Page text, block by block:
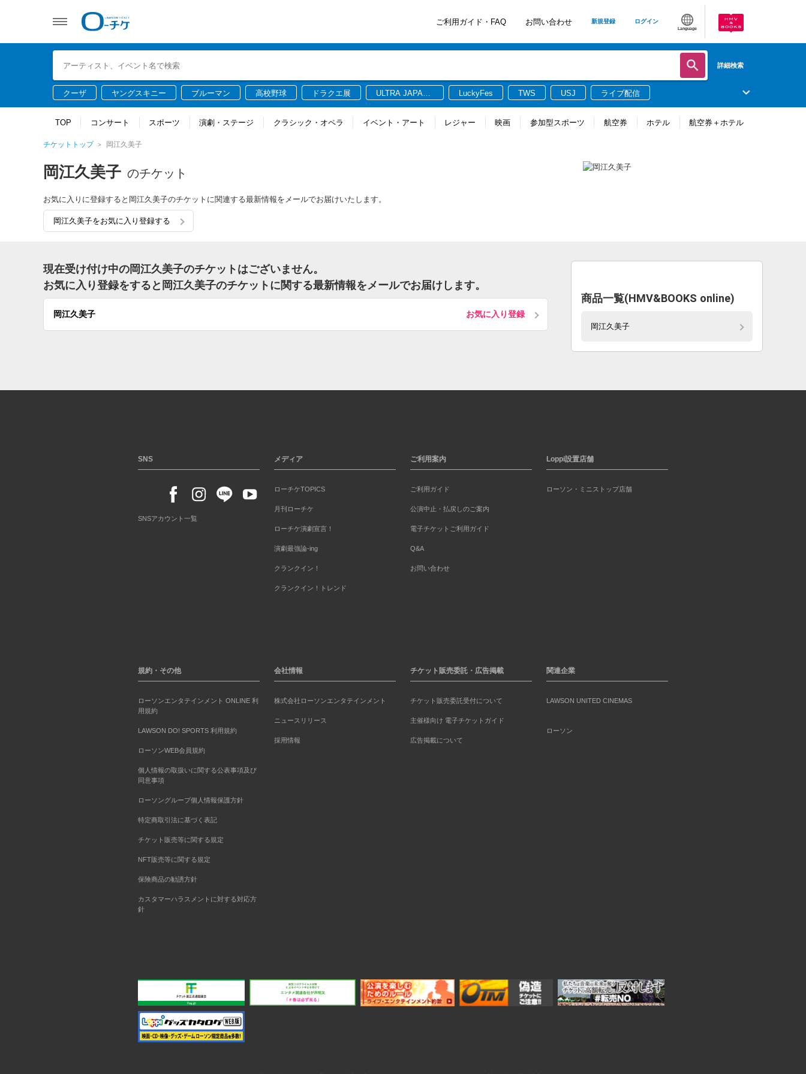
ご利用ガイド・FAQ お問い合わせ 新規登録 ログイン
Language
詳細検索
クーザ ヤングスキニー ブルーマン 高校野球 ドラクエ展
ULTRA JAPAN
LuckyFes TWS USJ ライブ配信
TOP コンサート スポーツ 演劇・ステージ クラシック・オペラ イベント・アート レジャー 映画 参加型スポーツ 航空券 ホテル 航空券＋ホテル
チケットトップ 岡江久美子
岡江久美子 のチケット
お気に入りに登録すると岡江久美子のチケットに関連する最新情報をメールでお届けいたします。
岡江久美子をお気に入り登録する
現在受け付け中の岡江久美子のチケットはございません。
お気に入り登録をすると岡江久美子のチケットに関する最新情報をメールでお届けします。
岡江久美子 お気に入り登録
商品一覧(HMV&BOOKS online)
岡江久美子
SNS
SNSアカウント一覧
メディア
ローチケTOPICS
月刊ローチケ
ローチケ演劇宣言！
演劇最強論-ing
クランクイン！
クランクイン！トレンド
ご利用案内
ご利用ガイド
公演中止・払戻しのご案内
電子チケットご利用ガイド
Q&A
お問い合わせ
Loppi設置店舗
ローソン・ミニストップ店舗
規約・その他
ローソンエンタテインメント ONLINE 利
用規約
LAWSON DO! SPORTS 利用規約
ローソンWEB会員規約
個人情報の取扱いに関する公表事項及び
同意事項
ローソングループ個人情報保護方針
特定商取引法に基づく表記
チケット販売等に関する規定
NFT販売等に関する規定
保険商品の勧誘方針
カスタマーハラスメントに対する対応方
針
会社情報
株式会社ローソンエンタテインメント
ニュースリリース
採用情報
チケット販売委託・広告掲載
チケット販売委託受付について
主催様向け 電子チケットガイド
広告掲載について
関連企業
LAWSON UNITED CINEMAS
ローソン